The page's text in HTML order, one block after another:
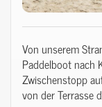
Von unserem
Paddelboot nach
Zwischenstopp
von der Terrasse